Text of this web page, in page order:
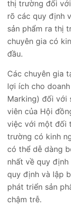
thị trường đối
rõ các quy định
sản phẩm ra thị
chuyên gia có
đầu.
Các chuyên gia
lợi ích cho
Marking) đối với
viên của Hội
việc với một đối
trường có kinh
có thể dễ dàng
nhất về quy
quy định và lập
phát triển sản
chậm trễ.